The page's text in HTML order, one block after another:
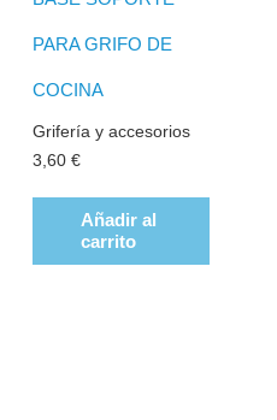
PARA GRIFO DE
COCINA
Grifería y accesorios
3,60 €
Añadir al
carrito